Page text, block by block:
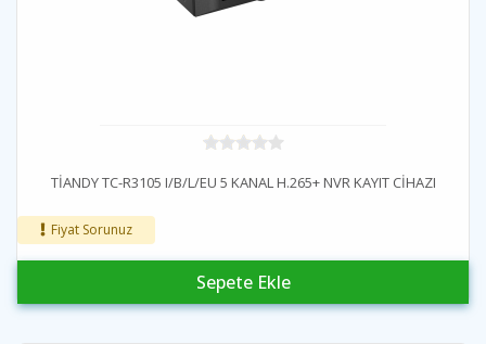
TİANDY TC-R3105 I/B/L/EU 5 KANAL H.265+ NVR KAYIT CİHAZI
Fiyat Sorunuz
Sepete Ekle